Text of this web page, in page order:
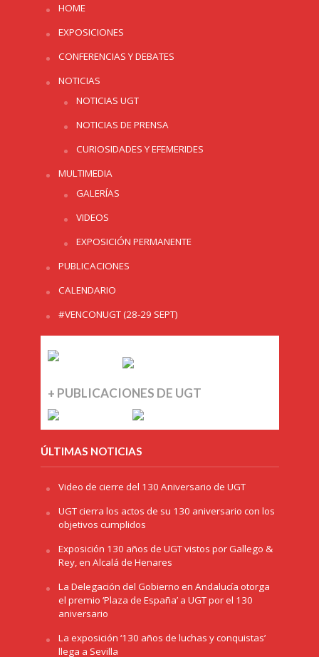
HOME
EXPOSICIONES
CONFERENCIAS Y DEBATES
NOTICIAS
NOTICIAS UGT
NOTICIAS DE PRENSA
CURIOSIDADES Y EFEMERIDES
MULTIMEDIA
GALERÍAS
VIDEOS
EXPOSICIÓN PERMANENTE
PUBLICACIONES
CALENDARIO
#VENCONUGT (28-29 SEPT)
+ PUBLICACIONES DE UGT
ÚLTIMAS NOTICIAS
Video de cierre del 130 Aniversario de UGT
UGT cierra los actos de su 130 aniversario con los
objetivos cumplidos
Exposición 130 años de UGT vistos por Gallego &
Rey, en Alcalá de Henares
La Delegación del Gobierno en Andalucía otorga
el premio ‘Plaza de España’ a UGT por el 130
aniversario
La exposición ‘130 años de luchas y conquistas’
llega a Sevilla